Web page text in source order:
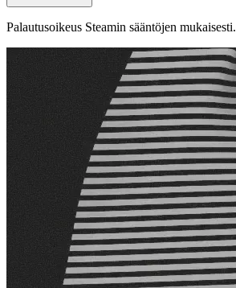
Palautusoikeus Steamin sääntöjen mukaisesti.